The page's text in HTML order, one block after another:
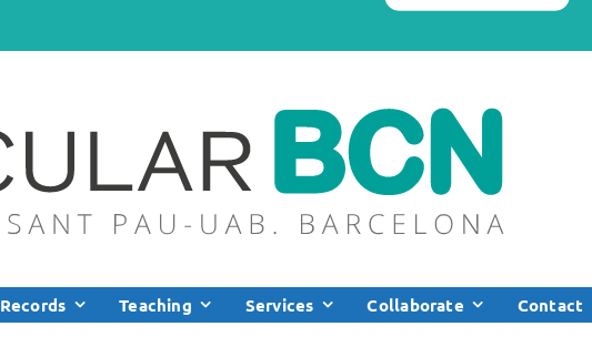
Records Teaching Services Collaborate Contact